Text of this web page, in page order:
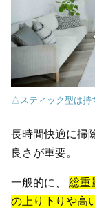
△スティック型は持
長時間快適に掃
良さが重要。
一般的に、 総重
の上り下りや高